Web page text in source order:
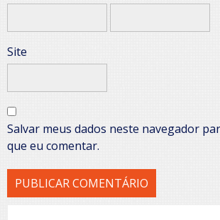
Site
Salvar meus dados neste navegador
que eu comentar.